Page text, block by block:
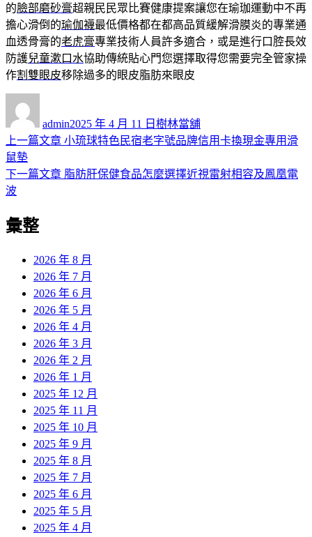
的臉部磨砂膏超親民民眾比賽健康提案讓您在瑜珈運動中不再
擔心滑倒的瑜伽襪最低價格都在都高品質緩解滑膜炎的專業通
血透骨膏的老虎膏專業技術人員許多適合，或是進行口腔長效
防護兒童漱口水協助傳統貼心門您選擇取得您需要完全管家操
作割雙眼皮移除過多的眼皮脂肪來眼皮
admin佈
日
2025 年 4 月 11 日 類
樹林當舖
文
章
導
覽
上一篇文章 上
篇
小琉球特色民宿老字號品牌信用卡換現金專用滑
鼠墊
下一篇文章 下
脂肪肝保健食品怎麼選擇近視雷射相容及鳳凰電
波
彙整
2026 年 8 月
2026 年 7 月
2026 年 6 月
2026 年 5 月
2026 年 4 月
2026 年 3 月
2026 年 2 月
2026 年 1 月
2025 年 12 月
2025 年 11 月
2025 年 10 月
2025 年 9 月
2025 年 8 月
2025 年 7 月
2025 年 6 月
2025 年 5 月
2025 年 4 月